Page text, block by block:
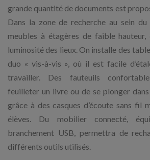
grande quantité de documents est
Dans la zone de recherche au sein
meubles à étagères de faible
luminosité des lieux. On installe des
duo « vis-à-vis », où il est facile
travailler. Des fauteuils
feuilleter un livre ou de se plonger
grâce à des casques d’écoute sans fil
élèves. Du mobilier connecté,
branchement USB, permettra de
différents outils utilisés.